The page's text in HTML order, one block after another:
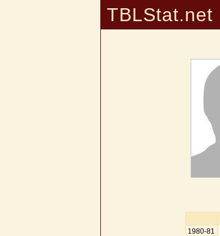
TBLStat.net
1980-81